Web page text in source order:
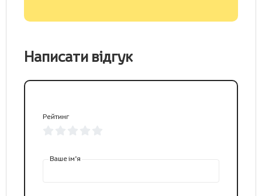
Написати відгук
Рейтинг
Ваше ім’я